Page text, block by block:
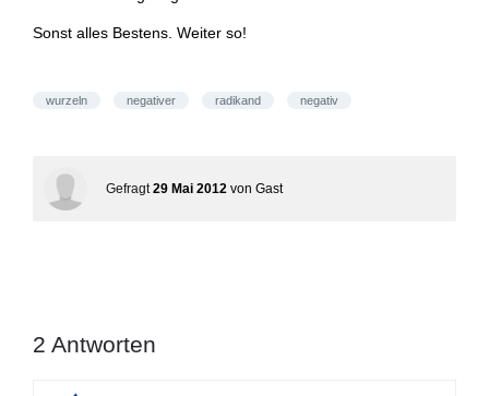
Sonst alles Bestens. Weiter so!
wurzeln negativer radikand negativ
Gefragt 29 Mai 2012 von Gast
2 Antworten